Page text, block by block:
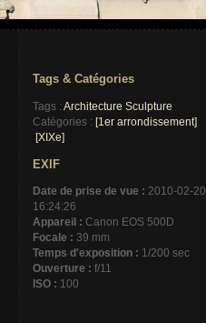
Tags & Catégories
Tags : Architecture Sculpture
Catégories : [1er arrondissement]
[XIXe]
EXIF
Date de prise de vue : 2010-02-20
16:24:26
Appareil : Canon EOS 500D
Focale : 39 mm
Temps d'exposition : 1/200 sec
Ouverture : f/11
ISO : 100